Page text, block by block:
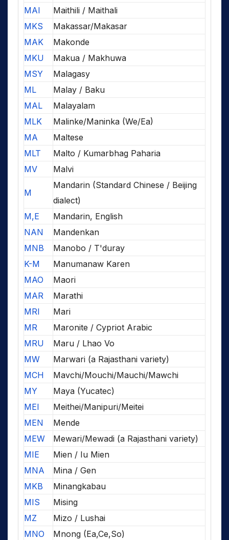
MAI
Maithili / Maithali
MKS
Makassar/Makasar
MAK
Makonde
MKU
Makua / Makhuwa
MSY
Malagasy
ML
Malay / Baku
MAL
Malayalam
MLK
Malinke/Maninka (We/Ea)
MA
Maltese
MLT
Malto / Kumarbhag Paharia
MV
Malvi
M
Mandarin (Standard Chinese / Beijing
dialect)
M,E
Mandarin, English
NAN
Mandenkan
MNB
Manobo / T'duray
K-M
Manumanaw Karen
MAO
Maori
MAR
Marathi
MRI
Mari
MR
Maronite / Cypriot Arabic
MRU
Maru / Lhao Vo
MW
Marwari (a Rajasthani variety)
MCH
Mavchi/Mouchi/Mauchi/Mawchi
MY
Maya (Yucatec)
MEI
Meithei/Manipuri/Meitei
MEN
Mende
MEW
Mewari/Mewadi (a Rajasthani variety)
MIE
Mien / Iu Mien
MNA
Mina / Gen
MKB
Minangkabau
MIS
Mising
MZ
Mizo / Lushai
MNO
Mnong (Ea,Ce,So)